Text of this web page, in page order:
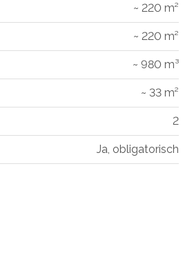
~ 220 m²
~ 220 m²
~ 980 m³
~ 33 m²
2
Ja, obligatorisch